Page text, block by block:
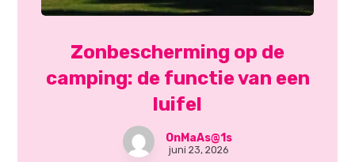
Zonbescherming op de
camping: de functie van een
luifel
OnMaAs@1s
juni 23, 2026